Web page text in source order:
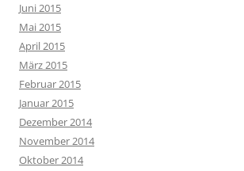
Juni 2015
Mai 2015
April 2015
März 2015
Februar 2015
Januar 2015
Dezember 2014
November 2014
Oktober 2014